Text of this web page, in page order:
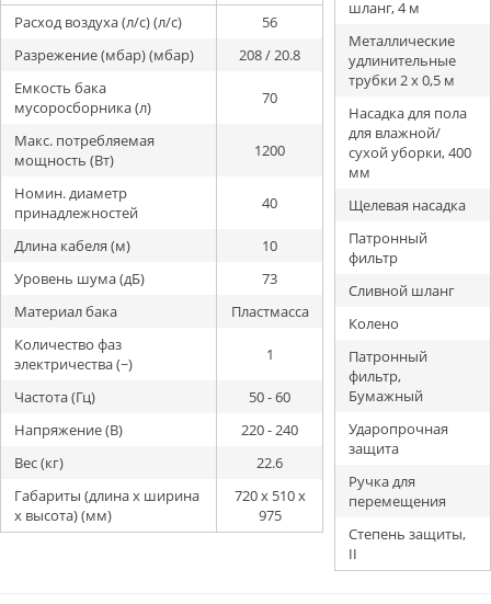
Расход воздуха (л/с) (л/с)
56
Разрежение (мбар) (мбар)
208 / 20.8
Емкость бака
мусоросборника (л)
70
Макс. потребляемая
мощность (Вт)
1200
Номин. диаметр
принадлежностей
40
Длина кабеля (м)
10
Уровень шума (дБ)
73
Материал бака
Пластмасса
Количество фаз
электричества (~)
1
Частота (Гц)
50 - 60
Напряжение (В)
220 - 240
Вес (кг)
22.6
Габариты (длина х ширина
х высота) (мм)
720 x 510 x
975
шланг, 4 м
Металлические
удлинительные
трубки 2 х 0,5 м
Насадка для пола
для влажной/
сухой уборки, 400
мм
Щелевая насадка
Патронный
фильтр
Сливной шланг
Колено
Патронный
фильтр,
Бумажный
Ударопрочная
защита
Ручка для
перемещения
Степень защиты,
II